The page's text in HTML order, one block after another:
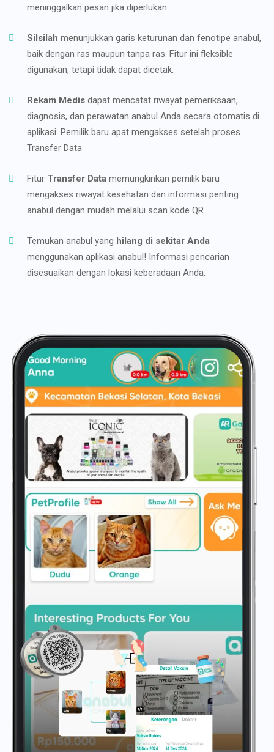
meninggalkan pesan jika diperlukan.
Silsilah menunjukkan garis keturunan dan fenotipe anabul,
baik dengan ras maupun tanpa ras. Fitur ini fleksible
digunakan, tetapi tidak dapat dicetak.
Rekam Medis dapat mencatat riwayat pemeriksaan,
diagnosis, dan perawatan anabul Anda secara otomatis di
aplikasi. Pemilik baru apat mengakses setelah proses
Transfer Data
Fitur Transfer Data memungkinkan pemilik baru
mengakses riwayat kesehatan dan informasi penting
anabul dengan mudah melalui scan kode QR.
Temukan anabul yang hilang di sekitar Anda
menggunakan aplikasi anabul! Informasi pencarian
disesuaikan dengan lokasi keberadaan Anda.